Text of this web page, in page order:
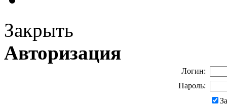
Закрыть
Авторизация
Логин:
Пароль: